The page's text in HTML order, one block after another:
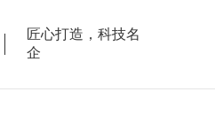
匠心打造，科技名
企